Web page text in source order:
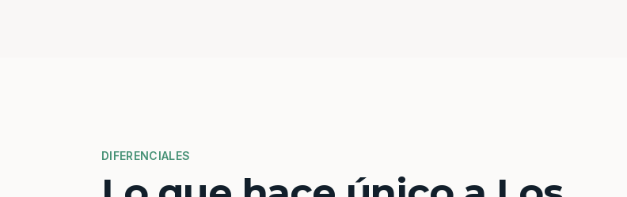
DIFERENCIALES